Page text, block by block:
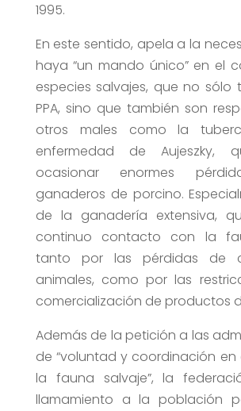
1995.
En este sentido, apela a la
haya “un mando único” en el
especies salvajes, que no sólo
PPA, sino que también son
otros males como la
enfermedad de Aujeszky,
ocasionar enormes
ganaderos de porcino.
de la ganadería extensiva,
continuo contacto con la
tanto por las pérdidas de
animales, como por las
comercialización de productos
Además de la petición a las
de “voluntad y coordinación
la fauna salvaje”, la
llamamiento a la población